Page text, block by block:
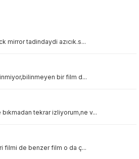
mirror tadindaydi azıcık.s...
bir film d...
tekrar izliyorum,ne v...
filmi de benzer film o da ç...